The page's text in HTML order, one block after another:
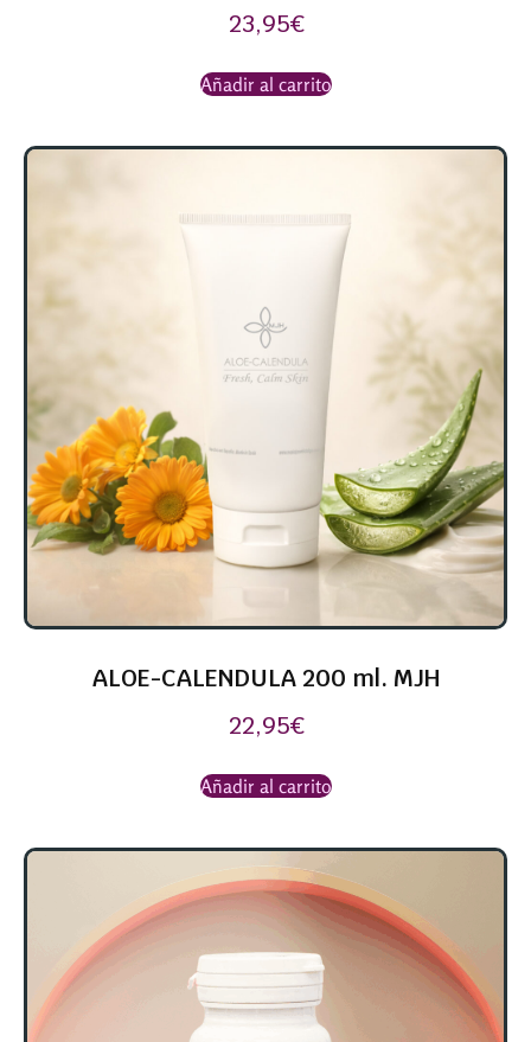
23,95€
Añadir al carrito
ALOE-CALENDULA 200 ml. MJH
22,95€
Añadir al carrito